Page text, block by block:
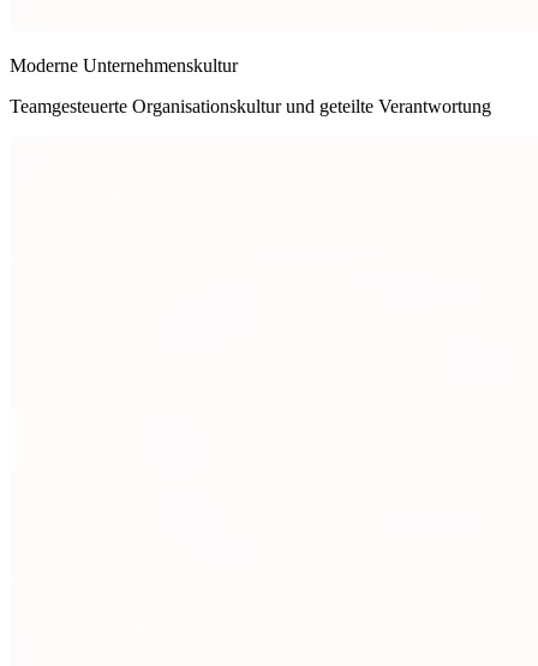
Moderne Unternehmenskultur
Teamgesteuerte Organisationskultur und geteilte Verantwortung